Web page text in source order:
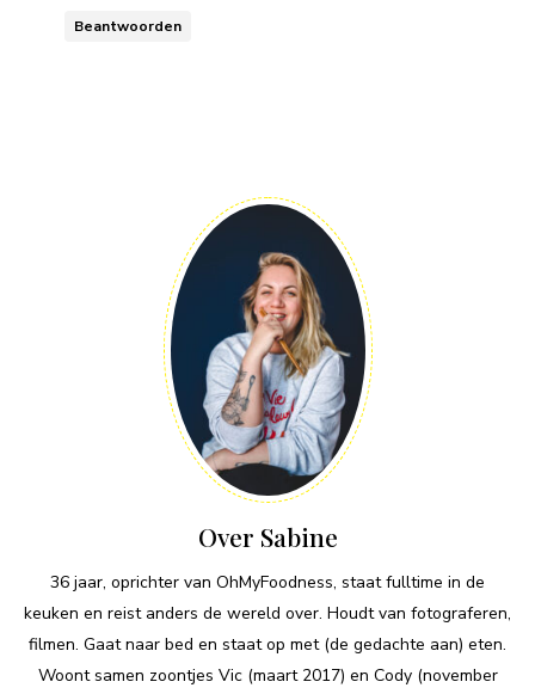
Beantwoorden
Over Sabine
36 jaar, oprichter van OhMyFoodness, staat fulltime in de
keuken en reist anders de wereld over. Houdt van fotograferen,
filmen. Gaat naar bed en staat op met (de gedachte aan) eten.
Woont samen zoontjes Vic (maart 2017) en Cody (november